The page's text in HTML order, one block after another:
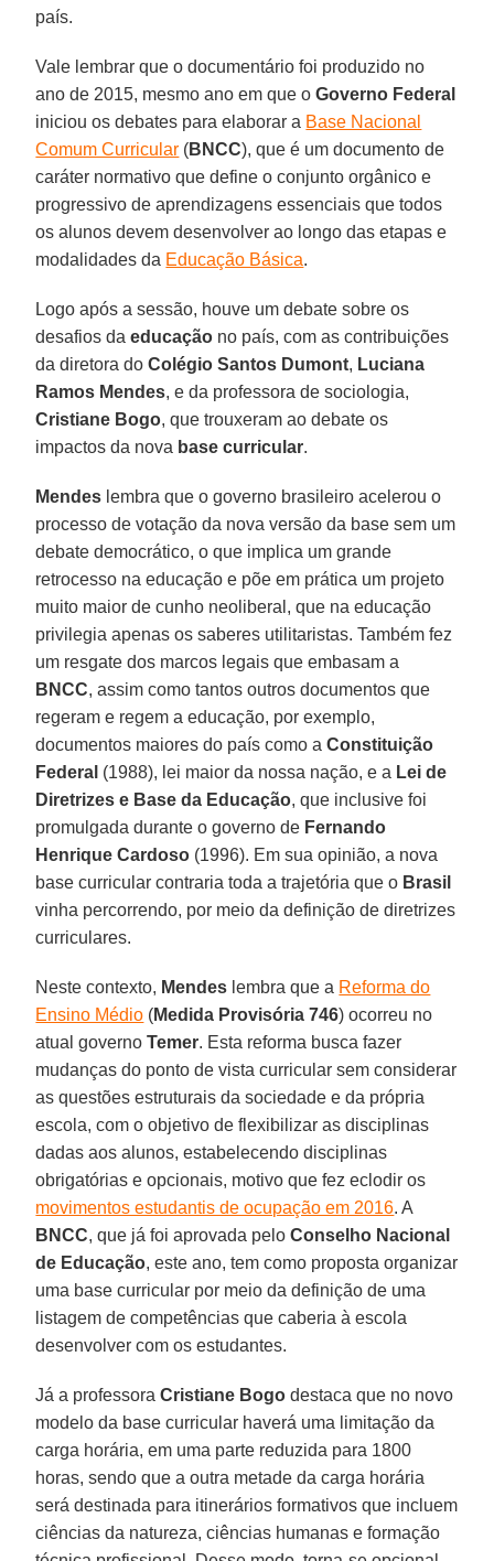
país.
Vale lembrar que o documentário foi produzido no
ano de 2015, mesmo ano em que oGoverno Federal
iniciou os debates para elaborar a Base Nacional
Comum Curricular (BNCC), que é um documento de
caráter normativo que define o conjunto orgânico e
progressivo de aprendizagens essenciais que todos
os alunos devem desenvolver ao longo das etapas e
modalidades da Educação Básica.
Logo após a sessão, houve um debate sobre os
desafios daeducação no país, com as contribuições
da diretora doColégio Santos Dumont, Luciana
Ramos Mendes, e da professora de sociologia,
Cristiane Bogo, que trouxeram ao debate os
impactos da nova base curricular.
Mendes lembra que o governo brasileiro acelerou o
processo de votação da nova versão da base sem um
debate democrático, o que implica um grande
retrocesso na educação e põe em prática um projeto
muito maior de cunho neoliberal, que na educação
privilegia apenas os saberes utilitaristas. Também fez
um resgate dos marcos legais que embasam a
BNCC, assim como tantos outros documentos que
regeram e regem a educação, por exemplo,
documentos maiores do país como aConstituição
Federal (1988), lei maior da nossa nação, e a Lei de
Diretrizes e Base da Educação, que inclusive foi
promulgada durante o governo de Fernando
Henrique Cardoso (1996). Em sua opinião, a nova
base curricular contraria toda a trajetória que o Brasil
vinha percorrendo, por meio da definição de diretrizes
curriculares.
Neste contexto, Mendes lembra que a Reforma do
Ensino Médio (Medida Provisória 746) ocorreu no
atual governoTemer. Esta reforma busca fazer
mudanças do ponto de vista curricular sem considerar
as questões estruturais da sociedade e da própria
escola, com o objetivo de flexibilizar as disciplinas
dadas aos alunos, estabelecendo disciplinas
obrigatórias e opcionais, motivo que fez eclodir os
movimentos estudantis de ocupação em 2016. A
BNCC, que já foi aprovada peloConselho Nacional
de Educação, este ano, tem como proposta organizar
uma base curricular por meio da definição de uma
listagem de competências que caberia à escola
desenvolver com os estudantes.
Já a professoraCristiane Bogo destaca que no novo
modelo da base curricular haverá uma limitação da
carga horária, em uma parte reduzida para 1800
horas, sendo que a outra metade da carga horária
será destinada para itinerários formativos que incluem
ciências da natureza, ciências humanas e formação